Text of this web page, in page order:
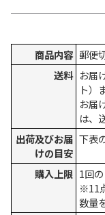
商品内容 郵便
送料 お届
ト）
お届
は、
出荷及びお届
けの目安
下表
購入上限 1回
※11
数量